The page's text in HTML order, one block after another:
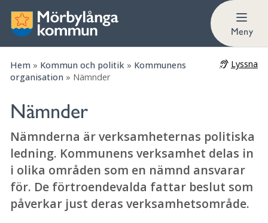
Meny
Hem » Kommun och politik » Kommunens
organisation » Nämnder
Lyssna
Nämnder
Nämnderna är verksamheternas politiska
ledning. Kommunens verksamhet delas in
i olika områden som en nämnd ansvarar
för. De förtroendevalda fattar beslut som
påverkar just deras verksamhetsområde.
Reglementet styr ansvar och uppgifter